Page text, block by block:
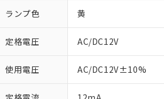
ランプ色 黄
定格電圧 AC/DC12V
使用電圧 AC/DC12V±10%
ご利用条件
以下の条件をお
対応予定：EU
対応予定なし：
調査・確認中：
非該当品：ライセ
※1 中国